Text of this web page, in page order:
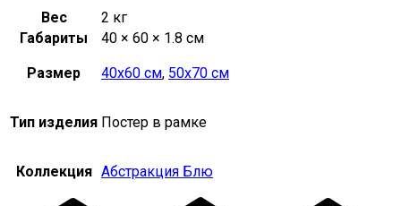
Вес
2 кг
Габариты
40 × 60 × 1.8 см
Размер 40х60 см, 50х70 см
Тип изделия Постер в рамке
Коллекция Абстракция Блю